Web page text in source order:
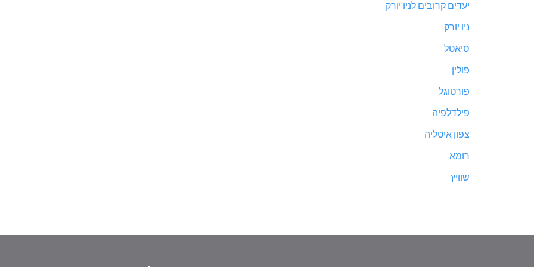
יעדים קרובים לניו יורק
ניו יורק
סיאטל
פולין
פורטוגל
פילדלפיה
צפון איטליה
רומא
שוויץ